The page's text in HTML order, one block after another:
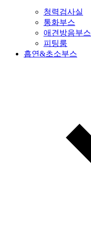
청력검사실
통화부스
애견방음부스
피팅룸
흡연&초소부스